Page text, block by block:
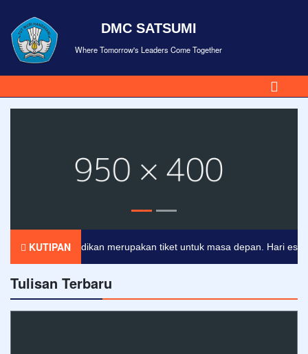
DMC SATSUMI
Where Tomorrow's Leaders Come Together
KUTIPAN
Pendidikan merupakan tiket untuk masa depan. Hari esok
Tulisan Terbaru